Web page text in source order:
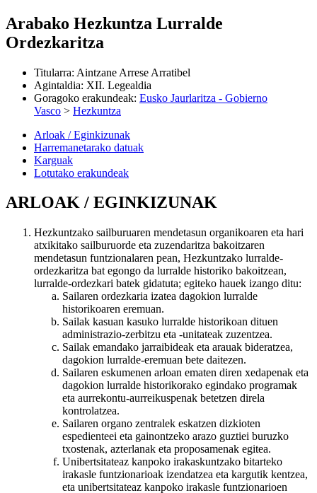
Arabako Hezkuntza Lurralde
Ordezkaritza
Titularra: Aintzane Arrese Arratibel
Agintaldia: XII. Legealdia
Goragoko erakundeak: Eusko Jaurlaritza - Gobierno
Vasco > Hezkuntza
Arloak / Eginkizunak
Harremanetarako datuak
Karguak
Lotutako erakundeak
ARLOAK / EGINKIZUNAK
Hezkuntzako sailburuaren mendetasun organikoaren eta hari
atxikitako sailburuorde eta zuzendaritza bakoitzaren
mendetasun funtzionalaren pean, Hezkuntzako lurralde-
ordezkaritza bat egongo da lurralde historiko bakoitzean,
lurralde-ordezkari batek gidatuta; egiteko hauek izango ditu:
Sailaren ordezkaria izatea dagokion lurralde
historikoaren eremuan.
Sailak kasuan kasuko lurralde historikoan dituen
administrazio-zerbitzu eta -unitateak zuzentzea.
Sailak emandako jarraibideak eta arauak bideratzea,
dagokion lurralde-eremuan bete daitezen.
Sailaren eskumenen arloan ematen diren xedapenak eta
dagokion lurralde historikorako egindako programak
eta aurrekontu-aurreikuspenak betetzen direla
kontrolatzea.
Sailaren organo zentralek eskatzen dizkioten
espedienteei eta gainontzeko arazo guztiei buruzko
txostenak, azterlanak eta proposamenak egitea.
Unibertsitateaz kanpoko irakaskuntzako bitarteko
irakasle funtzionarioak izendatzea eta kargutik kentzea,
eta unibertsitateaz kanpoko irakasle funtzionarioen